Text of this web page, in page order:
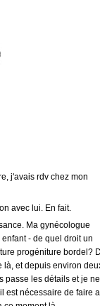
j'avais rdv chez mon
avec lui. En fait.
Ma gynécologue
- de quel droit un
progéniture bordel?
là, et depuis environ
passe les détails et je ne
est nécessaire de faire